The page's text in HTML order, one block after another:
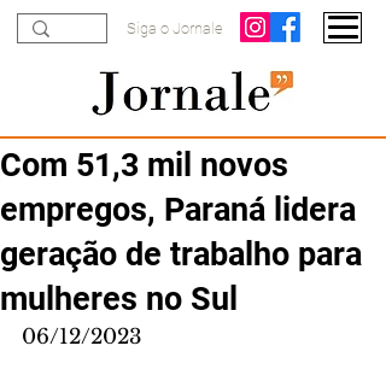
Siga o Jornale
Com 51,3 mil novos
empregos, Paraná lidera
geração de trabalho para
mulheres no Sul
06/12/2023